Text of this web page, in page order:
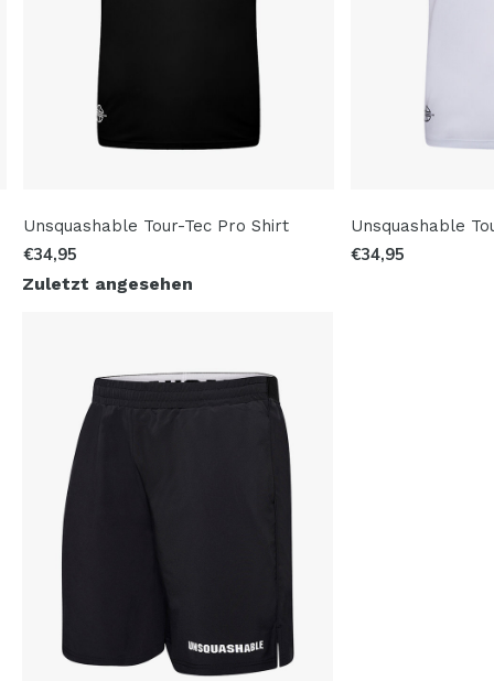
Unsquashable Tour-Tec Pro Shirt
€34,95
Unsquashable
€34,95
Zuletzt angesehen